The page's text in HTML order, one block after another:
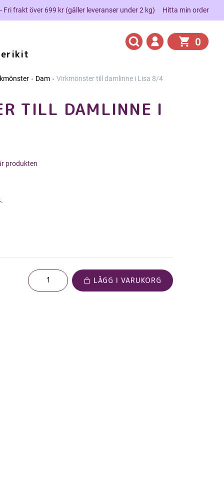
Fri frakt över 699 kr (gäller leveranser under 2 kg) Hitta min order
0
Dam Virkmönster till damlinne i Lisa 8/4
TILL DAMLINNE I
produkten
LÄGG I VARUKORG